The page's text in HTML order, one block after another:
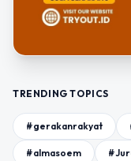
TRENDING TOPICS
#gerakanrakyat
#almasoem